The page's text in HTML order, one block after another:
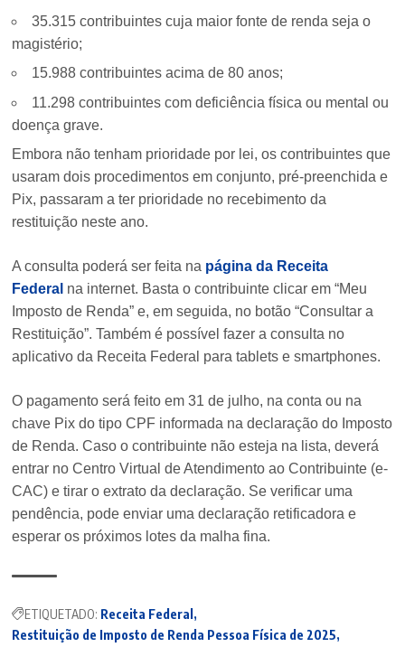
35.315 contribuintes cuja maior fonte de renda seja o
magistério;
15.988 contribuintes acima de 80 anos;
11.298 contribuintes com deficiência física ou mental ou
doença grave.
Embora não tenham prioridade por lei, os contribuintes que
usaram dois procedimentos em conjunto, pré-preenchida e
Pix, passaram a ter prioridade no recebimento da
restituição neste ano.
A consulta poderá ser feita na página da Receita
Federal na internet. Basta o contribuinte clicar em “Meu
Imposto de Renda” e, em seguida, no botão “Consultar a
Restituição”. Também é possível fazer a consulta no
aplicativo da Receita Federal para tablets e smartphones.
O pagamento será feito em 31 de julho, na conta ou na
chave Pix do tipo CPF informada na declaração do Imposto
de Renda. Caso o contribuinte não esteja na lista, deverá
entrar no Centro Virtual de Atendimento ao Contribuinte (e-
CAC) e tirar o extrato da declaração. Se verificar uma
pendência, pode enviar uma declaração retificadora e
esperar os próximos lotes da malha fina.
ETIQUETADO: Receita Federal
Restituição de Imposto de Renda Pessoa Física de 2025